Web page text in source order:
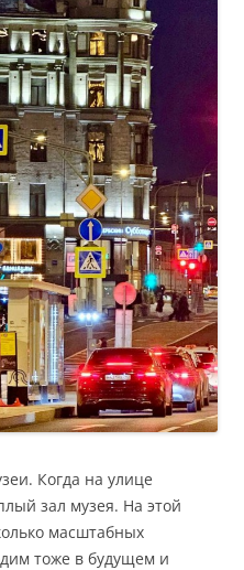
Когда на улице
зал музея. На этой
масштабных
тоже в будущем и